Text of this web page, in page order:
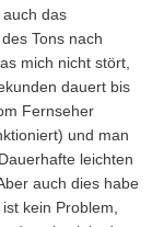
das
Tons nach
mich nicht stört,
dauert bis
Fernseher
und man
leichten
auch dies habe
kein Problem,